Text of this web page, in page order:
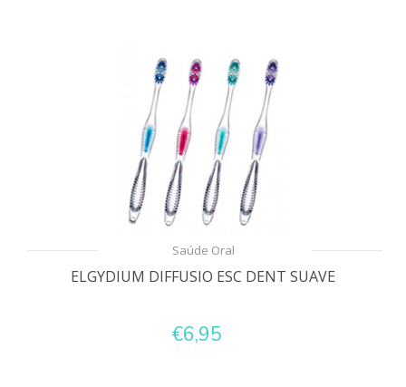
Saúde Oral
ELGYDIUM DIFFUSIO ESC DENT SUAVE
€6,95